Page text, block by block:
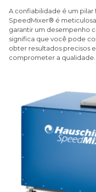
A confiabilidade é um pilar
SpeedMixer® é
garantir um desempenho
significa que você pode
obter resultados precisos
comprometer a qualidade.